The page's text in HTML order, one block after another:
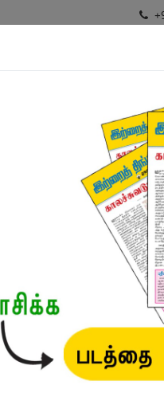
எழுத்தாளர் /
பதிப்பும்
₹200.00